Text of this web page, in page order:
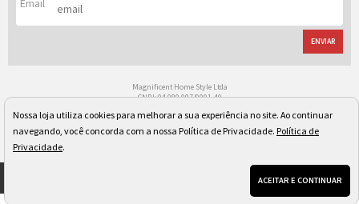
Email
ENVIAR
Magnificent Home Style Ltda
CNPJ: 04.080.097/0001-40
São Paulo/SP - Cep: 05617-030
Os preços, quantidade em estoque e condições de pagamento apresentados neste site não valem
necessariamente para nossa loja física e podem sofrer alterações sem prévia notificação. Imagens
meramente ilustrativas. Pedidos sujeitos a análise e confirmação de dados.
Nossa loja utiliza cookies para melhorar a sua experiência no site. Ao continuar
navegando, você concorda com a nossa Política de Privacidade. Política de
Privacidade.
ACEITAR E CONTINUAR